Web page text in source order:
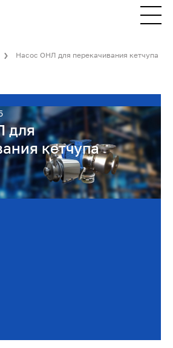
Насос ОНЛ для перекачивания кетчупа
для
кетчупа